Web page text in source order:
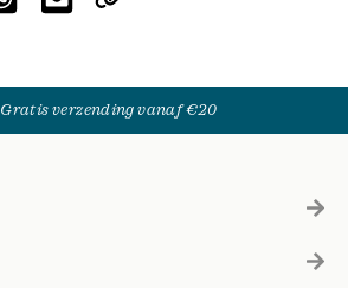
Gratis verzending vanaf €20